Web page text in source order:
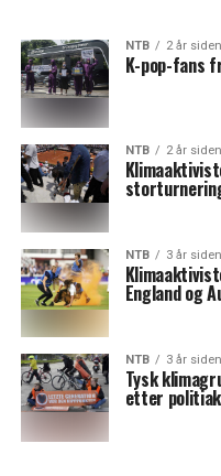
NTB 2 år siden
K-pop-fans
NTB 2 år siden
NTB 3 år siden
England og
NTB 3 år siden
Tysk
etter